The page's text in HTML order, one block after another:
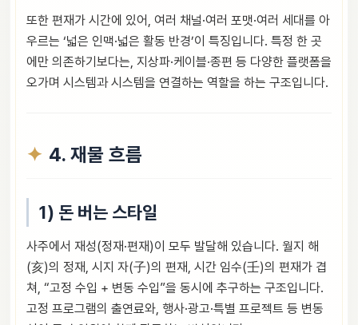
또한 편재가 시간에 있어, 여러 채널·여러 포맷·여러 세대를 아
우르는 ‘넓은 인맥·넓은 활동 반경’이 특징입니다. 특정 한 곳
에만 의존하기보다는, 지상파·케이블·종편 등 다양한 플랫폼을
오가며 시스템과 시스템을 연결하는 역할을 하는 구조입니다.
4. 재물 흐름
1) 돈 버는 스타일
사주에서 재성(정재·편재)이 모두 발달해 있습니다. 월지 해
(亥)의 정재, 시지 자(子)의 편재, 시간 임수(壬)의 편재가 겹
쳐, “고정 수입 + 변동 수입”을 동시에 추구하는 구조입니다.
고정 프로그램의 출연료와, 행사·광고·특별 프로젝트 등 변동